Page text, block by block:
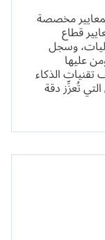
مخصصة
قطاع
وسجل
عليها
تقنياتالذكاء
التي تُعزِّز دقة